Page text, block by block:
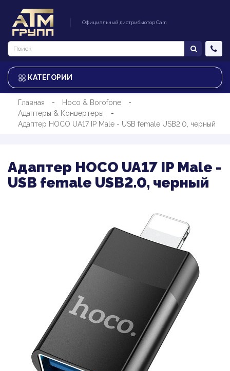
Официальный дистрибьютор Cam
КАТЕГОРИИ
Главная
Hoco & Borofone
Адаптеры & Конвертеры
Адаптер HOCO UA17 IP Male - USB female USB2.0, черный
Адаптер HOCO UA17 IP Male -
USB female USB2.0, черный